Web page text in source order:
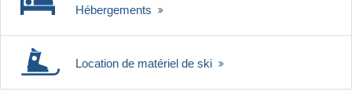
Hébergements
Location de matériel de ski